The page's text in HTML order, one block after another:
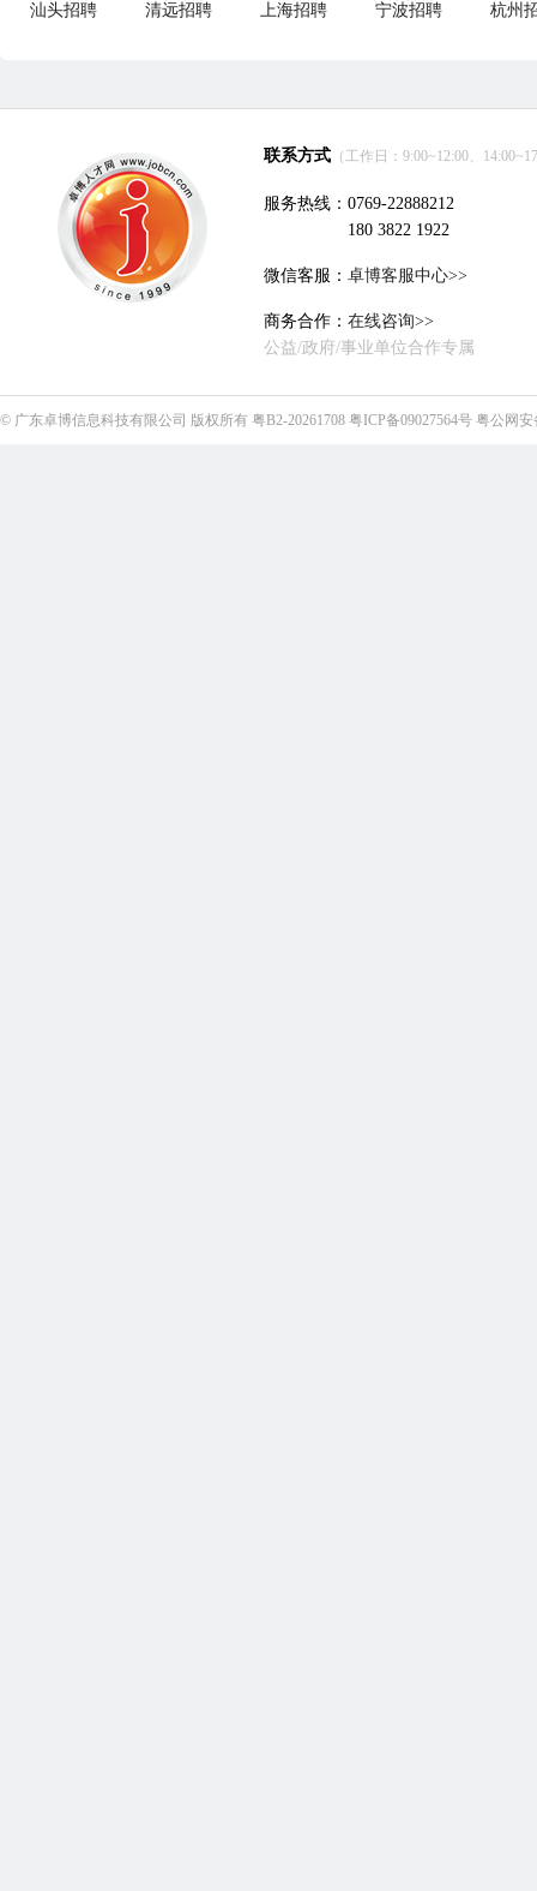
汕头招聘 清远招聘 上海招聘 宁波招聘 杭州
联系方式 （工作日：9:00~12:00、
服务热线：0769-22888212
180 3822 1922
微信客服： 卓博客服中心>>
商务合作： 在线咨询>>
公益/政府/事业单位合作专属
© 广东卓博信息科技有限公司 版权所有 粤B2-20261708 粤ICP备09027564号 粤公网安